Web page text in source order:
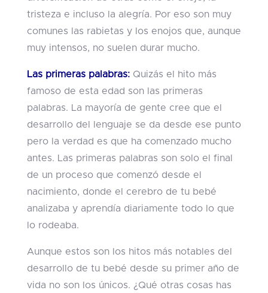
tristeza e incluso la alegría. Por eso son muy
comunes las rabietas y los enojos que, aunque
muy intensos, no suelen durar mucho.
Las primeras palabras: Quizás el hito más
famoso de esta edad son las primeras
palabras. La mayoría de gente cree que el
desarrollo del lenguaje se da desde ese punto
pero la verdad es que ha comenzado mucho
antes. Las primeras palabras son solo el final
de un proceso que comenzó desde el
nacimiento, donde el cerebro de tu bebé
analizaba y aprendía diariamente todo lo que
lo rodeaba.
Aunque estos son los hitos más notables del
desarrollo de tu bebé desde su primer año de
vida no son los únicos. ¿Qué otras cosas has